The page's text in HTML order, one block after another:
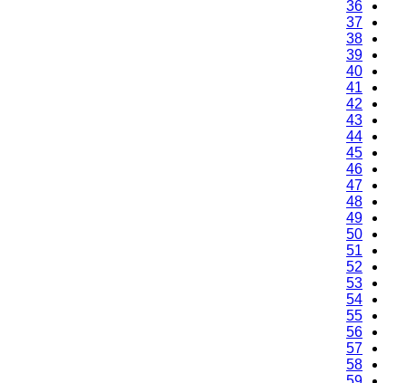
34
35
36
37
38
39
40
41
42
43
44
45
46
47
48
49
50
51
52
53
54
55
56